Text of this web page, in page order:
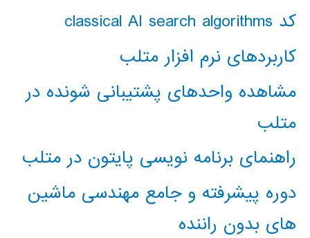
کد classical AI search algorithms
کاربردهای نرم افزار متلب
مشاهده واحدهای پشتیبانی شونده در
متلب
راهنمای برنامه نویسی پایتون در متلب
دوره پیشرفته و جامع مهندسی ماشین
های بدون راننده